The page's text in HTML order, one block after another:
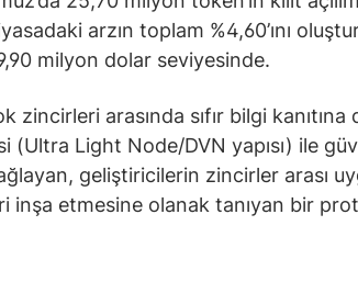
arzın toplam %4,60’ını
milyon dolar seviyesinde.
zincirleri arasında sıfır bilgi
(Ultra Light Node/DVN yapısı) ile
geliştiricilerin zincirler arası
inşa etmesine olanak tanıyan bir